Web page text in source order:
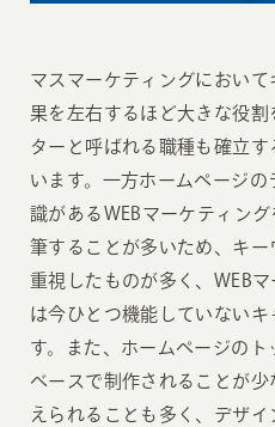
マスマーケティングにおい
果を左右するほど大きな役割
ターと呼ばれる職種も確立
います。一方ホームページの
識があるWEBマーケティン
筆することが多いため、キ
重視したものが多く、WEB
は今ひとつ機能していない
す。また、ホームページの
ベースで制作されることが
えられることも多く、デザイ